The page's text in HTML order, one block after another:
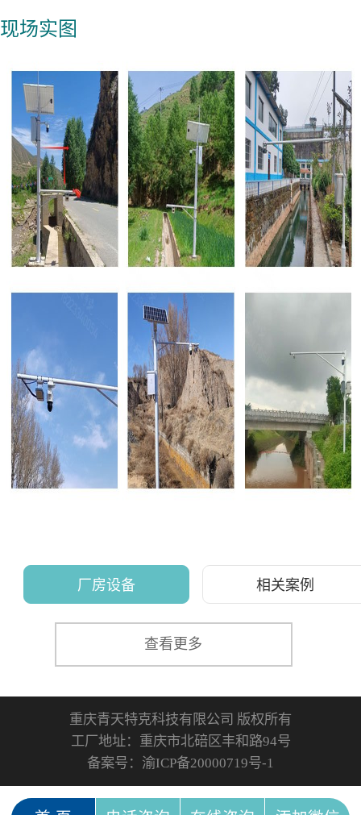
现场实图
厂房设备 相关案例
查看更多
重庆青天特克科技有限公司 版权所有
工厂地址：重庆市北碚区丰和路94号
备案号： 渝ICP备20000719号-1